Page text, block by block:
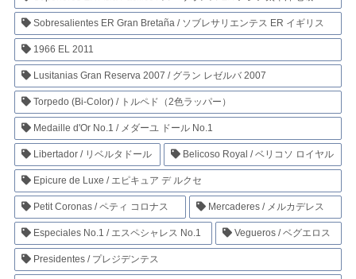
Sobresalientes ER Gran Bretaña / ソブレサリエンテス ER イギリス
1966 EL 2011
Lusitanias Gran Reserva 2007 / グラン レゼルバ 2007
Torpedo (Bi-Color) / トルペド（2色ラッパー）
Medaille d'Or No.1 / メダーユ ドール No.1
Libertador / リベルタドール Belicoso Royal / ベリコソ ロイヤル
Epicure de Luxe / エピキュア デ ルクセ
Petit Coronas / ペティ コロナス Mercaderes / メルカデレス
Especiales No.1 / エスペシャレス No.1 Vegueros / ベグエロス
Presidentes / プレジデンテス